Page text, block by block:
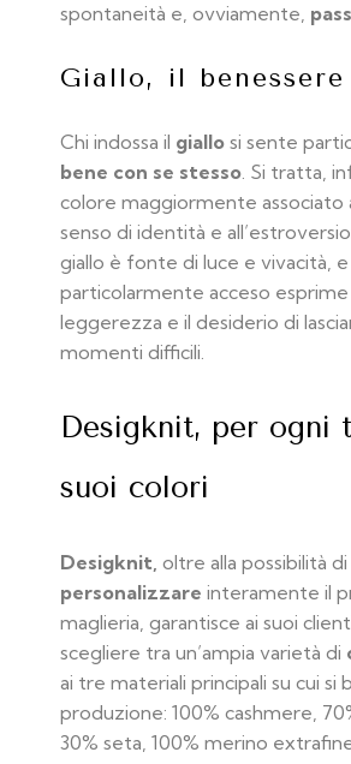
spontaneità e, ovviamente,
Giallo, il benessere
Chi indossa il giallo si sente
bene con se stesso. Si tratta,
colore maggiormente associato
senso di identità e
giallo è fonte di luce e vivacità,
particolarmente acceso esprime
leggerezza e il desiderio di
momenti difficili.
Desigknit, per ogni
suoi colori
Desigknit, oltre alla possibilità di
personalizzare interamente il
maglieria, garantisce ai suoi
scegliere tra un’ampia varietà di
ai tre materiali principali su cui si
produzione: 100% cashmere,
30% seta, 100% merino